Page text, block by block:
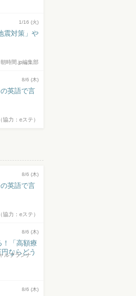
1/16 (火)
震対策」や
朝時間.jp編集部
8/6 (木)
英語で言
協力：eステ）
8/6 (木)
英語で言
協力：eステ）
8/6 (木)
！「高額療
ならどう
ルプランナ
8/6 (木)